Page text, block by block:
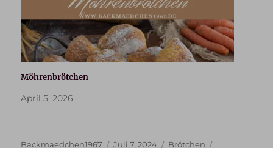
Möhrenbrötchen
April 5, 2026
Autor
Backmaedchen1967
Veröffentlicht
Juli 7, 2024 Kategorien
Brötchen